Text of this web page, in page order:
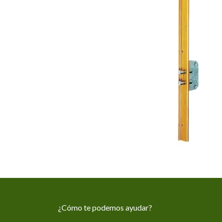
¿Cómo te podemos ayudar?